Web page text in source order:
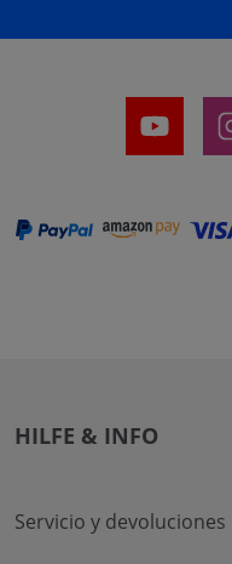
HILFE & INFO
Servicio y devoluciones